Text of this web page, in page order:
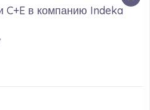
C+E в компанию Indeka